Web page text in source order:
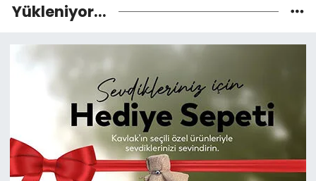
Yükleniyor...